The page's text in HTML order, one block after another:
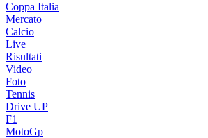
Coppa Italia
Mercato
Calcio
Live
Risultati
Video
Foto
Tennis
Drive UP
F1
MotoGp